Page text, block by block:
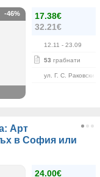
17.38€
32.21€
12.11 - 23.09
53 грабнати
ул. Г. С. Раковски
-46%
Арт
в София или
24.00€